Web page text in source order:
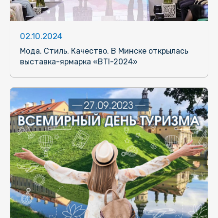
02.10.2024
Мода. Стиль. Качество. В Минске открылась
выставка-ярмарка «BTI-2024»